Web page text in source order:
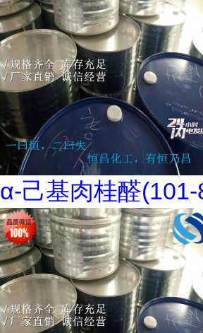
α-己基肉桂醛(101-